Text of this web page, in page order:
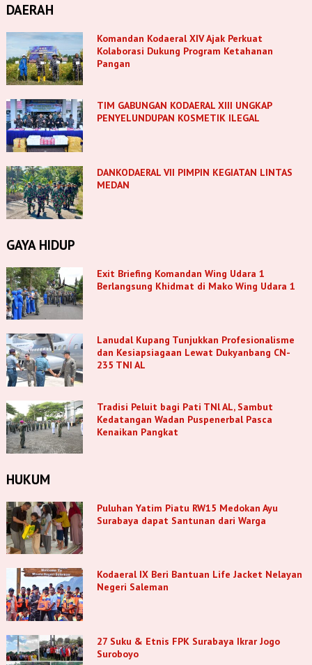
DAERAH
Komandan Kodaeral XIV Ajak Perkuat
Kolaborasi Dukung Program Ketahanan
Pangan
TIM GABUNGAN KODAERAL XIII UNGKAP
PENYELUNDUPAN KOSMETIK ILEGAL
DANKODAERAL VII PIMPIN KEGIATAN LINTAS
MEDAN
GAYA HIDUP
Exit Briefing Komandan Wing Udara 1
Berlangsung Khidmat di Mako Wing Udara 1
Lanudal Kupang Tunjukkan Profesionalisme
dan Kesiapsiagaan Lewat Dukyanbang CN-
235 TNI AL
Tradisi Peluit bagi Pati TNl AL, Sambut
Kedatangan Wadan Puspenerbal Pasca
Kenaikan Pangkat
HUKUM
Puluhan Yatim Piatu RW15 Medokan Ayu
Surabaya dapat Santunan dari Warga
Kodaeral IX Beri Bantuan Life Jacket Nelayan
Negeri Saleman
27 Suku & Etnis FPK Surabaya Ikrar Jogo
Suroboyo